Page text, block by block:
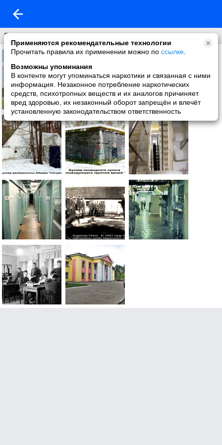
Применяются рекомендательные технологии
Прочитать правила их применении можно по ссылке
Возможны упоминания
В контенте могут упоминаться наркотики и связанная с ними
информация. Незаконное потребление наркотических
средств, психотропных веществ и их аналогов причиняет
вред здоровью, их незаконный оборот запрещён и влечёт
установленную законодательством ответственность
Борисов